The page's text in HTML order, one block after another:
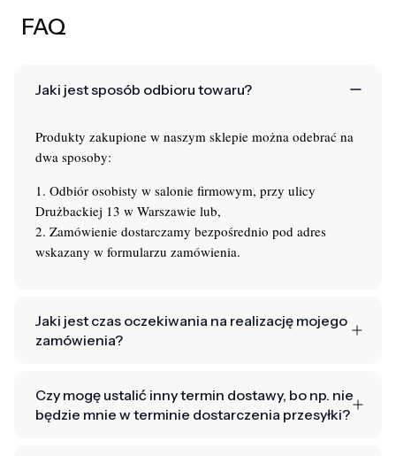
FAQ
Jaki jest sposób odbioru towaru?
Produkty zakupione w naszym sklepie można odebrać na
dwa sposoby:
1. Odbiór osobisty w salonie firmowym, przy ulicy
Drużbackiej 13 w Warszawie lub,
2. Zamówienie dostarczamy bezpośrednio pod adres
wskazany w formularzu zamówienia.
Jaki jest czas oczekiwania na realizację mojego
zamówienia?
Czy mogę ustalić inny termin dostawy, bo np. nie
będzie mnie w terminie dostarczenia przesyłki?